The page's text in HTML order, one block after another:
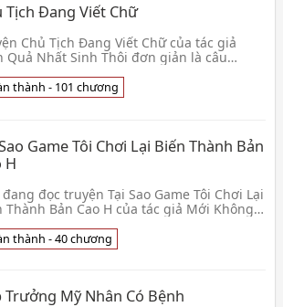
Tịch Đang Viết Chữ
Chủ Tịch Đang Viết Chữ của tác giả
Quả Nhất Sinh Thôi đơn giản là câu
tỷ 👦 Bình Quả Nhất Sinh Thôi
thành - 101 chương
Game Tôi Chơi Lại Biến Thành Bản
H
đang đọc truyện Tại Sao Game Tôi Chơi Lại
Thành Bản Cao H của tác giả Mới Không
ngà👦 Mới Không Phải Husky
thành - 40 chương
Trưởng Mỹ Nhân Có Bệnh